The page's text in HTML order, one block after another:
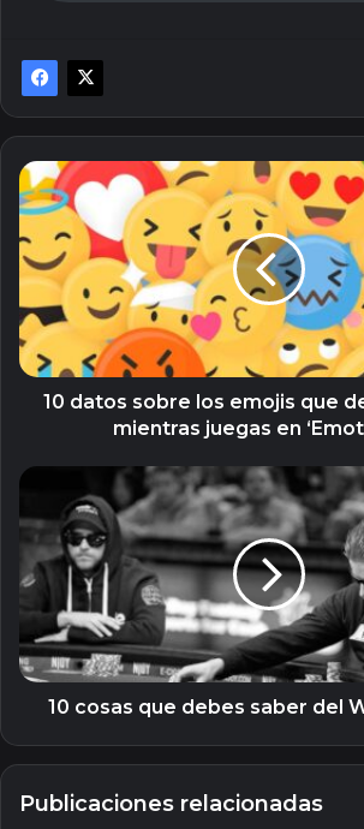
10
datos
sobre
los
emojis
debes
conocer
mientras
juegas10 datos sobre los emojis que
mientras juegas en
10
que
debes
saber
WSOP
México
10 cosas que debes saber del
Publicaciones relacionadas